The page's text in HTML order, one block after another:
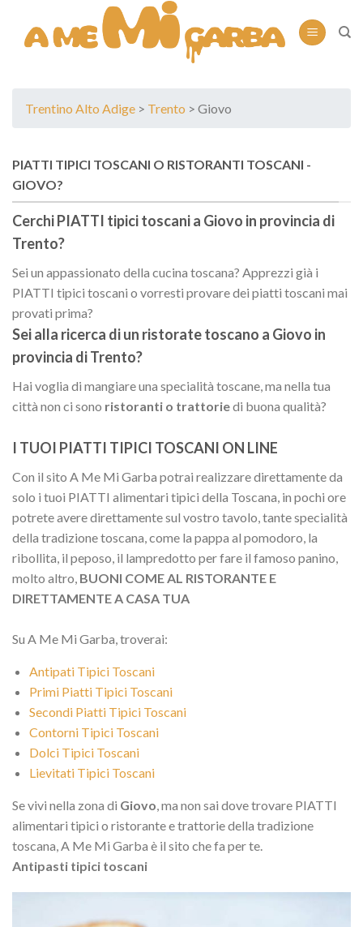
content
Trentino Alto Adige > Trento > Giovo
PIATTI TIPICI TOSCANI O RISTORANTI TOSCANI -
GIOVO?
Cerchi PIATTI tipici toscani a Giovo in provincia di
Trento?
Sei un appassionato della cucina toscana? Apprezzi già i
PIATTI tipici toscani o vorresti provare dei piatti toscani mai
provati prima?
Sei alla ricerca di un ristorate toscano a Giovo in
provincia diTrento?
Hai voglia di mangiare una specialità toscane, ma nella tua
città non ci sono ristoranti o trattoriedi buona qualità?
I TUOI PIATTI TIPICI TOSCANI ON LINE
Con il sito A Me Mi Garba potrai realizzare direttamente da
solo i tuoi PIATTI alimentari tipici della Toscana, in pochi ore
potrete avere direttamente sul vostro tavolo, tante specialità
della tradizione toscana, come la pappa al pomodoro, la
ribollita, il peposo, il lampredotto per fare il famoso panino,
molto altro, BUONI COME AL RISTORANTE E
DIRETTAMENTE A CASA TUA
Su A Me Mi Garba, troverai:
Antipati Tipici Toscani
Primi Piatti Tipici Toscani
Secondi Piatti Tipici Toscani
Contorni Tipici Toscani
Dolci Tipici Toscani
Lievitati Tipici Toscani
Se vivi nella zona di Giovo , ma non sai dove trovare PIATTI
alimentari tipici o ristorante e trattorie della tradizione
toscana, A Me Mi Garba è il sito che fa per te.
Antipasti tipici toscani